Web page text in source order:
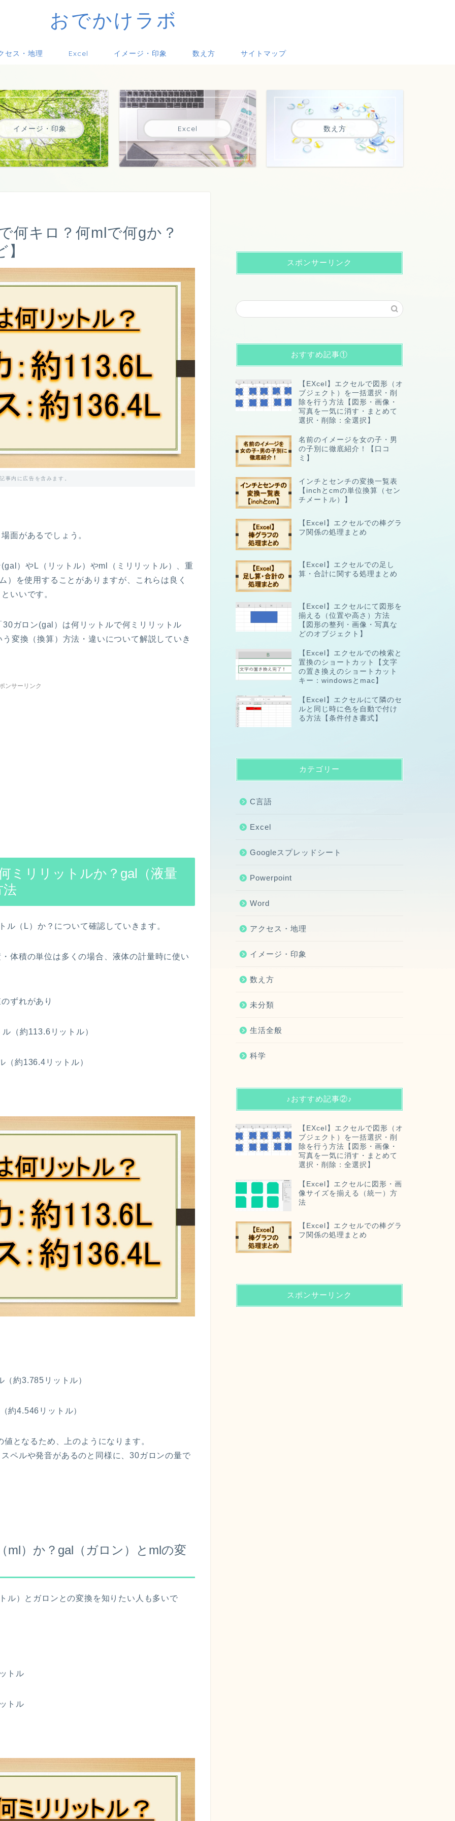
おでかけラボ
セス・地理 Excel イメージ・印象 数え方 サイトマップ
イメージ・印象 Excel 数え方
何キロ？何mlで何gか？
事内に広告を含みます。
面があるでしょう。
）やL（リットル）やml（ミリリットル）、重
）を使用することがありますが、これらは良く
いいです。
ガロン(gal）は何リットルで何ミリリットル
変換（換算）方法・違いについて解説していき
ンサーリンク
ミリリットルか？gal（液量
（L）か？について確認していきます。
体積の単位は多くの場合、液体の計量時に使い
ずれがあり
（約113.6リットル）
（約136.4リットル）
約3.785リットル）
約4.546リットル）
となるため、上のようになります。
ペルや発音があるのと同様に、30ガロンの量で
ml）か？gal（ガロン）とmlの変
ル）とガロンとの変換を知りたい人も多いで
トル
トル
スポンサーリンク
おすすめ記事①
【EXcel】エクセルで図形（オ
ブジェクト）を一括選択・削
除を行う方法【図形・画像・
写真を一気に消す・まとめて
選択・削除：全選択】
名前のイメージを女の子・男
の子別に徹底紹介！【口コ
ミ】
インチとセンチの変換一覧表
【inchとcmの単位換算（セン
チメートル）】
【Excel】エクセルでの棒グラ
フ関係の処理まとめ
【Excel】エクセルでの足し
算・合計に関する処理まとめ
【Excel】エクセルにて図形を
揃える（位置や高さ）方法
【図形の整列・画像・写真な
どのオブジェクト】
【Excel】エクセルでの検索と
置換のショートカット【文字
の置き換えのショートカット
キー：windowsとmac】
【Excel】エクセルにて隣のセ
ルと同じ時に色を自動で付け
る方法【条件付き書式】
カテゴリー
C言語
Excel
Googleスプレッドシート
Powerpoint
Word
アクセス・地理
イメージ・印象
数え方
未分類
生活全般
科学
♪おすすめ記事②♪
【EXcel】エクセルで図形（オ
ブジェクト）を一括選択・削
除を行う方法【図形・画像・
写真を一気に消す・まとめて
選択・削除：全選択】
【Excel】エクセルに図形・画
像サイズを揃える（統一）方
法
【Excel】エクセルでの棒グラ
フ関係の処理まとめ
スポンサーリンク